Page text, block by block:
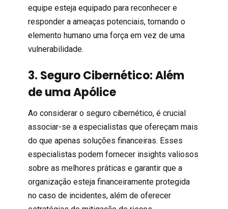
equipe esteja equipado para reconhecer e
responder a ameaças potenciais, tornando o
elemento humano uma força em vez de uma
vulnerabilidade.
3. Seguro Cibernético: Além
de uma Apólice
Ao considerar o seguro cibernético, é crucial
associar-se a especialistas que ofereçam mais
do que apenas soluções financeiras. Esses
especialistas podem fornecer insights valiosos
sobre as melhores práticas e garantir que a
organização esteja financeiramente protegida
no caso de incidentes, além de oferecer